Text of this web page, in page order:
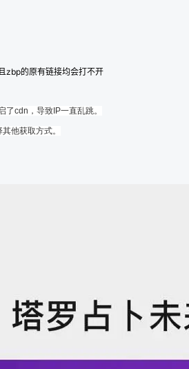
zbp的原有链接均会打不开
cdn，导致IP一直乱跳。
他获取方式。